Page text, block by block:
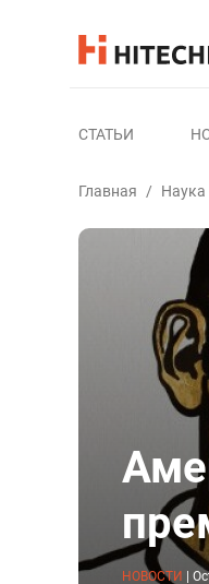
СТАТЬИ
Главная / Наука
НОВОСТИ |